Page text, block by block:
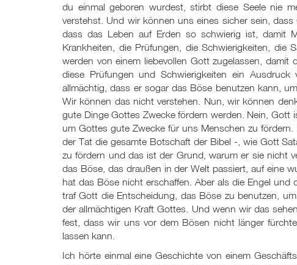
du einmal geboren wurdest, stirbt diese Seele nie
verstehst. Und wir können uns eines sicher sein,
dass das Leben auf Erden so schwierig ist, damit
Krankheiten, die Prüfungen, die Schwierigkeiten,
werden von einem liebevollen Gott zugelassen,
diese Prüfungen und Schwierigkeiten ein
allmächtig, dass er sogar das Böse benutzen kann,
Wir können das nicht verstehen. Nun, wir können
gute Dinge Gottes Zwecke fördern werden. Nein,
um Gottes gute Zwecke für uns Menschen zu
der Tat die gesamte Botschaft der Bibel -, wie Gott
zu fördern und das ist der Grund, warum er sie nicht
das Böse, das draußen in der Welt passiert, auf eine
hat das Böse nicht erschaffen. Aber als die Engel
traf Gott die Entscheidung, das Böse zu benutzen,
der allmächtigen Kraft Gottes. Und wenn wir das
fest, dass wir uns vor dem Bösen nicht länger
lassen kann.
Ich hörte einmal eine Geschichte von einem